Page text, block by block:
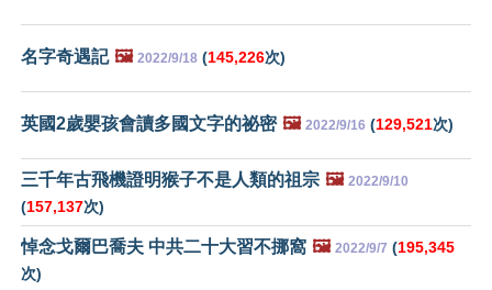
名字奇遇記 🖼️ 2022/9/18 (145,226次)
英國2歲嬰孩會讀多國文字的祕密 🖼️ 2022/9/16 (129,521次)
三千年古飛機證明猴子不是人類的祖宗 🖼️ 2022/9/10
(157,137次)
悼念戈爾巴喬夫 中共二十大習不挪窩 🖼️ 2022/9/7 (195,345
次)